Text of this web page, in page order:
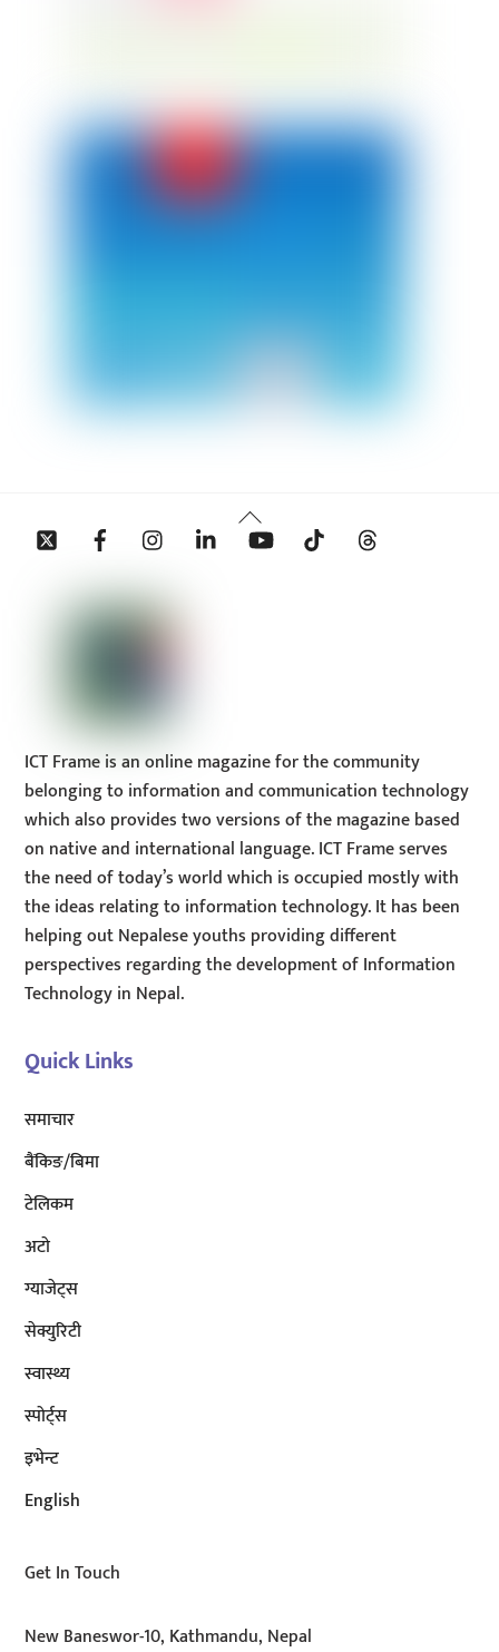
Back
To
Twitter Facebook InstagramLinkedin YouTube Tiktok
ICT Frame is an online magazine for the community
belonging to information and communication technology
which also provides two versions of the magazine based
on native and international language. ICT Frame serves
the need of today’s world which is occupied mostly with
the ideas relating to information technology. It has been
helping out Nepalese youths providing different
perspectives regarding the development of Information
Technology in Nepal.
Quick Links
समाचार
बैंकिङ/बिमा
टेलिकम
अटाे
ग्याजेट्स
सेक्युरिटी
स्वास्थ्य
स्पोर्ट्स
इभेन्ट
English
Get In Touch
New Baneswor-10, Kathmandu, Nepal